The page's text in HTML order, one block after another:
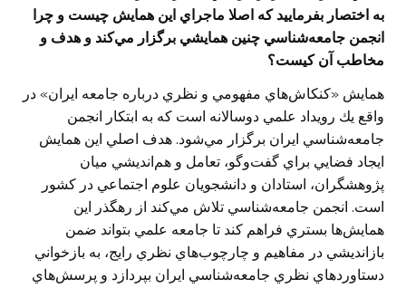
به اختصار بفرماييد كه اصلا ماجراي اين همايش چيست و چرا
انجمن جامعه‌شناسي چنين همايشي برگزار مي‌كند و هدف و
مخاطب آن كيست؟
همايش «كنكاش‌هاي مفهومي و نظري درباره جامعه ايران» در
واقع يك رويداد علمي دوسالانه است كه به ابتكار انجمن
جامعه‌شناسي ايران برگزار مي‌شود. هدف اصلي اين همايش
ايجاد فضايي براي گفت‌وگو، تعامل و هم‌انديشي ميان
پژوهشگران، استادان و دانشجويان علوم اجتماعي در كشور
است. انجمن جامعه‌شناسي تلاش مي‌كند از رهگذر اين
همايش‌ها بستري فراهم كند تا جامعه علمي بتواند ضمن
بازانديشي در مفاهيم و چارچوب‌هاي نظري رايج، به بازخواني
دستاوردهاي نظري جامعه‌شناسي ايران بپردازد و پرسش‌هاي